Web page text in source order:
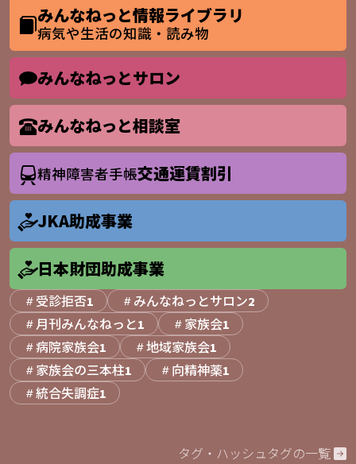
みんなねっと情報ライブラリ
病気や生活の知識・読み物
みんなねっとサロン
みんなねっと相談室
精神障害者手帳交通運賃割引
JKA助成事業
日本財団助成事業
受診拒否1 みんなねっとサロン2
月刊みんなねっと1 家族会1
病院家族会1 地域家族会1
家族会の三本柱1 向精神薬1
統合失調症1
タグ・ハッシュタグの一覧